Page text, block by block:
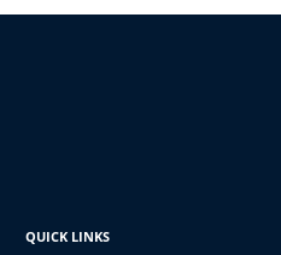
QUICK LINKS